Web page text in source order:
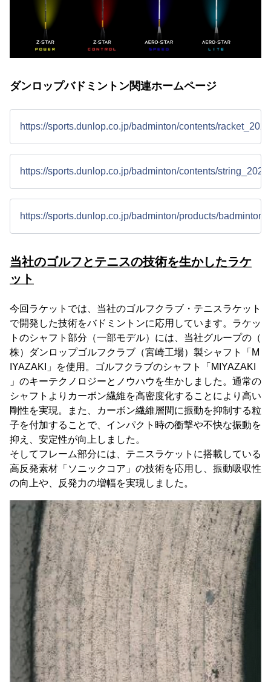
ダンロップバドミントン関連ホームページ
https://sports.dunlop.co.jp/badminton/contents/
https://sports.dunlop.co.jp/badminton/contents/
https://sports.dunlop.co.jp/badminton/products/
当社のゴルフとテニスの技術を生かしたラケ
ット
今回ラケットでは、当社のゴルフクラブ・テニスラケット
で開発した技術をバドミントンに応用しています。ラケッ
トのシャフト部分（一部モデル）には、当社グループの（
株）ダンロップゴルフクラブ（宮崎工場）製シャフト「M
IYAZAKI」を使用。ゴルフクラブのシャフト「MIYAZAKI
」のキーテクノロジーとノウハウを生かしました。通常の
シャフトよりカーボン繊維を高密度化することにより高い
剛性を実現。また、カーボン繊維層間に振動を抑制する粒
子を付加することで、インパクト時の衝撃や不快な振動を
抑え、安定性が向上しました。
そしてフレーム部分には、テニスラケットに搭載している
高反発素材「ソニックコア」の技術を応用し、振動吸収性
の向上や、反発力の増幅を実現しました。